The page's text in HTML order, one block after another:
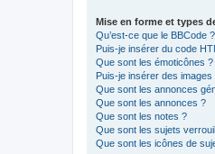
Mise en forme et types
Qu’est-ce que le BBCode ?
Puis-je insérer du code
Que sont les émoticônes ?
Puis-je insérer des images
Que sont les annonces
Que sont les annonces ?
Que sont les notes ?
Que sont les sujets
Que sont les icônes de